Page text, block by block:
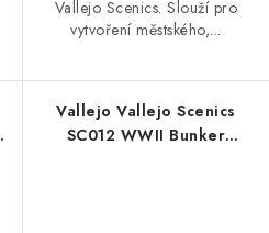
Vallejo Scenics. Slouží pro
vytvoření městského,...
Vallejo Vallejo Scenics
SC012 WWII Bunker